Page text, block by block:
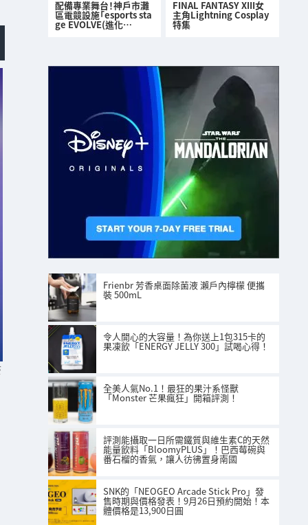
配備專業舞台！神戶市灘
區電競設施「esports sta
ge EVOLVE(進化…
FINAL FANTASY XIII女
主角Lightning Cosplay
特集
Frienbr 芳香桌面除菌液 瀨戶內檸檬 便攜
裝 500mL
令人開心的大容量！為你送上1包315卡的
果凍飲「ENERGY JELLY 300」試喝心得！
全美人氣No.1！最狂的果汁系怪獸
「Monster 芒果瘋狂」開箱評測！
評測能攝取一日所需鐵質與維生素C的天然
能量飲料「BloomyPLUS」！巴西莓碗與
番石榴的香氣，讓人彷彿置身南國
SNK的「NEOGEO Arcade Stick Pro」發
售時期與價格發表！9月26日預約開始！本
體價格是13,900日圓